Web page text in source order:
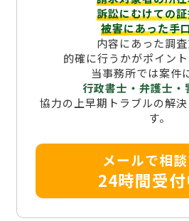
訴訟にむけての
被害にあった手
内容にあった調
的確に行うかがポイント
当事務所では案件
行政書士・弁護士・
協力の上早期トラブルの解
す。
メールで相
24時間受付